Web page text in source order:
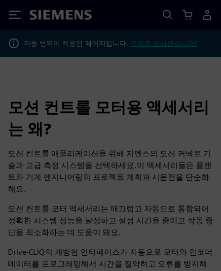
Siemens
자동 번역이 적용된 페이지입니다. 영어로 보시겠습니까?
모션 컨트롤 모터용 액세서리
는 왜?
모션 컨트롤 애플리케이션을 위해 지멘스의 모션 커넥트 기
술과 고급 측정 시스템을 선택하세요.이 액세서리들은 플랜
트와 기계 엔지니어링의 프로젝트 계획과 시운전을 단순화
해요.
모션 컨트롤 모터 액세서리는 매끄럽고 자동으로 통합되어
정확한 시스템 성능을 달성하고 설정 시간을 줄이고 작동 중
단을 최소화하는 데 도움이 돼요.
Drive-CLIQ의 개방형 인터페이스가 자동으로 모터와 인코더
데이터를 프로그래밍해서 시간을 절약하고 오류를 방지해